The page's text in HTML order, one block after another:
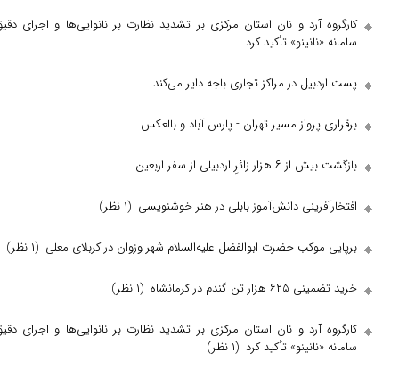
آرد و نان استان مرکزی بر تشدید نظارت بر نانوایی‌ها و اجرای دقیق
تأکید کرد
در مراکز تجاری باجه دایر می‌کند
پرواز مسیر تهران - پارس آباد و بالعکس
از سفر اربعین
دانش‌آموز بابلی در هنر خوشنویسی (۱ نظر)
حضرت ابوالفضل علیه‌السلام شهر وزوان در کربلای معلی(۱ نظر)
گندم در کرمانشاه (۱ نظر)
آرد و نان استان مرکزی بر تشدید نظارت بر نانوایی‌ها و اجرای دقیق
تأکید کرد(۱ نظر)